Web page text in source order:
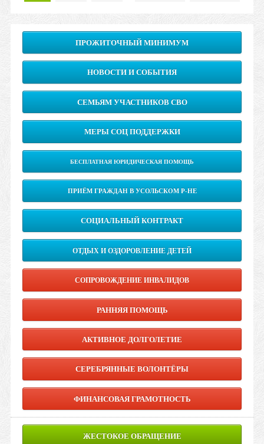
ПРОЖИТОЧНЫЙ МИНИМУМ
НОВОСТИ И СОБЫТИЯ
СЕМЬЯМ УЧАСТНИКОВ СВО
МЕРЫ СОЦ ПОДДЕРЖКИ
БЕСПЛАТНАЯ ЮРИДИЧЕСКАЯ ПОМОЩЬ
ПРИЁМ ГРАЖДАН В УСОЛЬСКОМ Р-НЕ
СОЦИАЛЬНЫЙ КОНТРАКТ
ОТДЫХ И ОЗДОРОВЛЕНИЕ ДЕТЕЙ
СОПРОВОЖДЕНИЕ ИНВАЛИДОВ
РАННЯЯ ПОМОЩЬ
АКТИВНОЕ ДОЛГОЛЕТИЕ
СЕРЕБРЯННЫЕ ВОЛОНТЁРЫ
ФИНАНСОВАЯ ГРАМОТНОСТЬ
ЖЕСТОКОЕ ОБРАЩЕНИЕ